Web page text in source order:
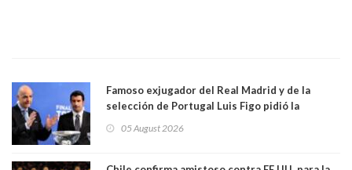
Famoso exjugador del Real Madrid y de la
selección de Portugal Luis Figo pidió la
comportamiento más bajo y cobarde que he
05 August 2026